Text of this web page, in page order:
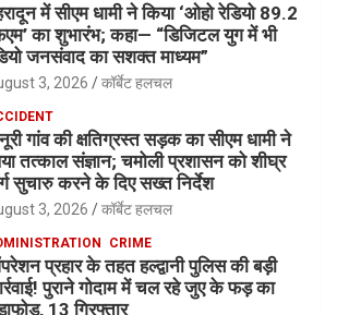
में सीएम धामी ने किया ‘ओहो रेडियो 89.2
का शुभारंभ; कहा— “डिजिटल युग में भी
जनसंवाद का सशक्त माध्यम”
3, 2026 कॉर्बेट हलचल
गांव की क्षतिग्रस्त सड़क का सीएम धामी ने
तत्काल संज्ञान; चमोली प्रशासन को शीघ्र
सुचारु करने के दिए सख्त निर्देश
3, 2026 कॉर्बेट हलचल
CRIME
प्रहार के तहत हल्द्वानी पुलिस की बड़ी
पुराने गोदाम में चल रहे जुए के फड़ का
13 गिरफ्तार